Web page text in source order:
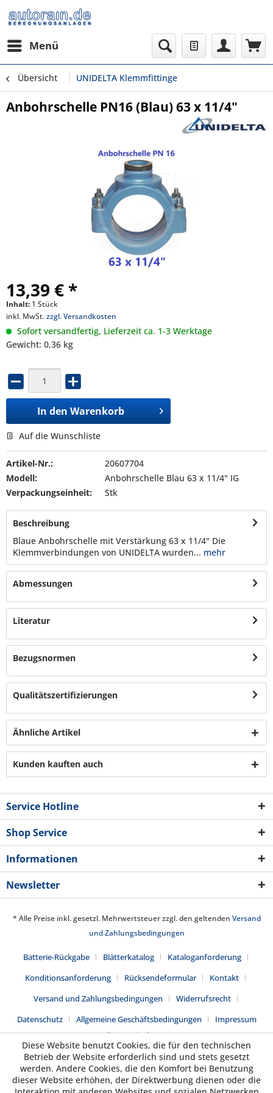
Menü
Übersicht UNIDELTA Klemmfittinge
Anbohrschelle PN16 (Blau) 63 x 11/4"
13,39 € *
Inhalt: 1 Stück
inkl. MwSt.zzgl. Versandkosten
Sofort versandfertig, Lieferzeit ca. 1-3 Werktage
Gewicht: 0,36 kg
In den Warenkorb
Auf die Wunschliste
Artikel-Nr.:
20607704
Modell:
Anbohrschelle Blau 63 x 11/4" IG
Verpackungseinheit:
Stk
Beschreibung
Blaue Anbohrschelle mit Verstärkung 63 x 11/4" Die
Klemmverbindungen von UNIDELTA wurden... mehr
Abmessungen
Literatur
Bezugsnormen
Qualitätszertifizierungen
Ähnliche Artikel
Kunden kauften auch
Service Hotline
Shop Service
Informationen
Newsletter
* Alle Preise inkl. gesetzl. Mehrwertsteuer zzgl. den geltenden Versand
und Zahlungsbedingungen
Batterie-Rückgabe Blätterkatalog
Kataloganforderung
Konditionsanforderung
Rücksendeformular
Kontakt
Versand und Zahlungsbedingungen
Widerrufsrecht
Datenschutz
Allgemeine Geschäftsbedingungen
Impressum
Realisiert mit Shopware
Diese Website benutzt Cookies, die für den technischen
Betrieb der Website erforderlich sind und stets gesetzt
werden. Andere Cookies, die den Komfort bei Benutzung
dieser Website erhöhen, der Direktwerbung dienen oder die